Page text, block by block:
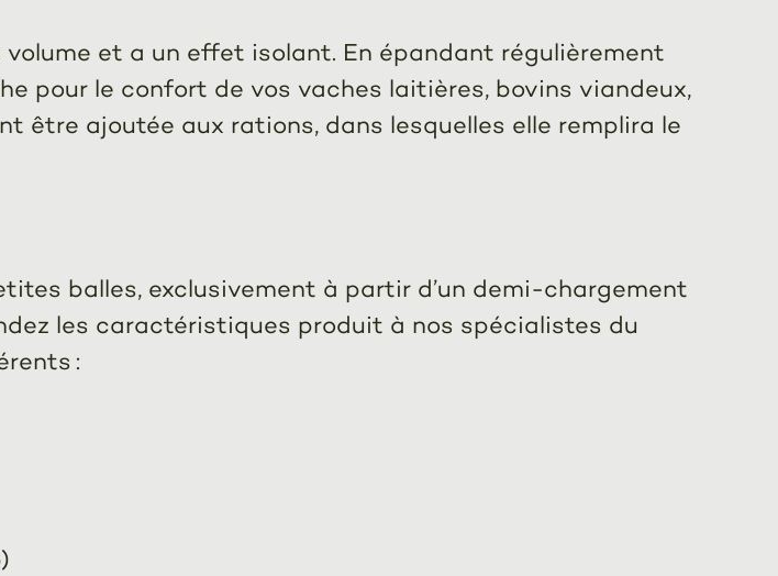
et a un effet isolant. En épandant régulièrement
pour le confort de vos vaches laitières, bovins viandeux,
être ajoutée aux rations, dans lesquelles elle remplira le
balles, exclusivement à partir d’un demi-chargement
les caractéristiques produit à nos spécialistes du
: